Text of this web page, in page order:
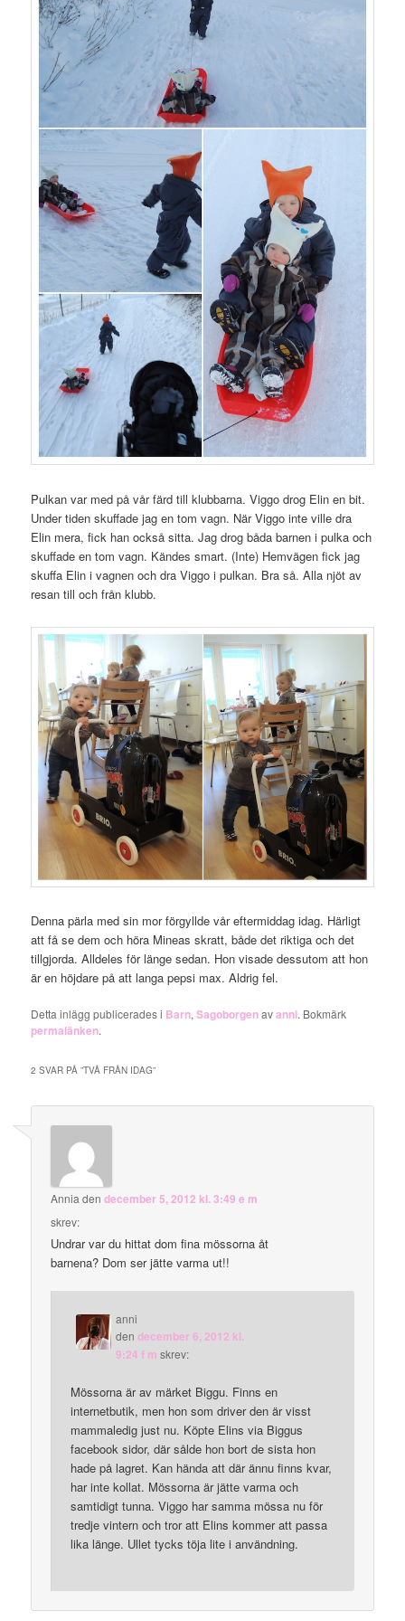
Pulkan var med på vår färd till klubbarna. Viggo drog Elin en bit.
Under tiden skuffade jag en tom vagn. När Viggo inte ville dra
Elin mera, fick han också sitta. Jag drog båda barnen i pulka och
skuffade en tom vagn. Kändes smart. (Inte) Hemvägen fick jag
skuffa Elin i vagnen och dra Viggo i pulkan. Bra så. Alla njöt av
resan till och från klubb.
Denna pärla med sin mor förgyllde vår eftermiddag idag. Härligt
att få se dem och höra Mineas skratt, både det riktiga och det
tillgjorda. Alldeles för länge sedan. Hon visade dessutom att hon
är en höjdare på att langa pepsi max. Aldrig fel.
Detta inlägg publicerades i Barn,Sagoborgenavanni. Bokmärk
permalänken.
2 SVAR PÅ ”TVÅ FRÅN IDAG”
Annia dendecember 5, 2012 kl. 3:49 e m
skrev:
Undrar var du hittat dom fina mössorna åt
barnena? Dom ser jätte varma ut!!
anni
dendecember 6, 2012 kl.
9:24 f m skrev:
Mössorna är av märket Biggu. Finns en
internetbutik, men hon som driver den är visst
mammaledig just nu. Köpte Elins via Biggus
facebook sidor, där sålde hon bort de sista hon
hade på lagret. Kan hända att där ännu finns kvar,
har inte kollat. Mössorna är jätte varma och
samtidigt tunna. Viggo har samma mössa nu för
tredje vintern och tror att Elins kommer att passa
lika länge. Ullet tycks töja lite i användning.